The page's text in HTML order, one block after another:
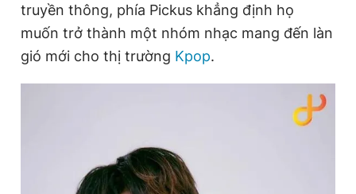
truyền thông, phía Pickus khẳng định họ
muốn trở thành một nhóm nhạc mang đến làn
gió mới cho thị trường Kpop.